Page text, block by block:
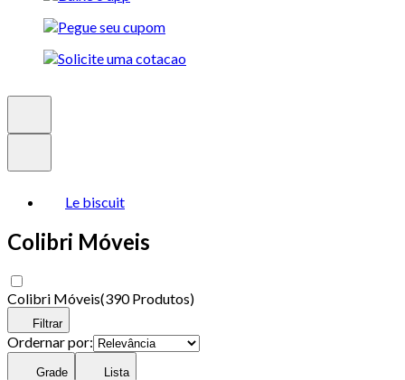
Le biscuit
Colibri Móveis
Colibri Móveis(390 Produtos)
Filtrar
Ordernar por:
Grade Lista